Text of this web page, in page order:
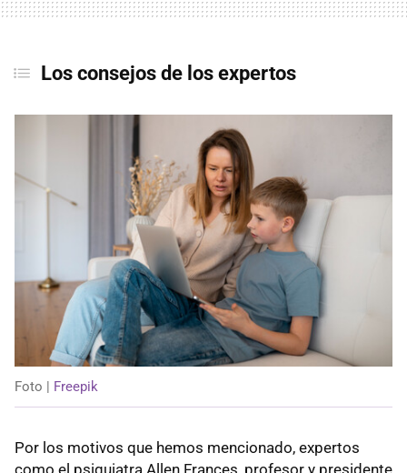
Los consejos de los expertos
Foto | Freepik
Por los motivos que hemos mencionado, expertos